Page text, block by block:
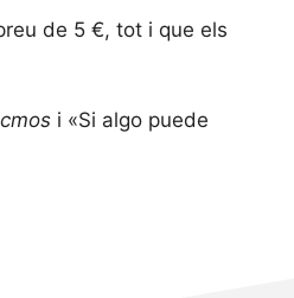
de 5 €, tot i que els
i «Si algo puede